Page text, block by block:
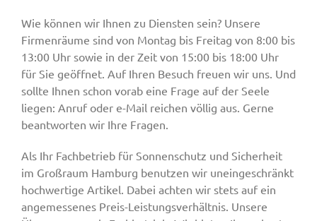
Wie können wir Ihnen zu Diensten sein? Unsere
Firmenräume sind von Montag bis Freitag von 8:00 bis
13:00 Uhr sowie in der Zeit von 15:00 bis 18:00 Uhr
für Sie geöffnet. Auf Ihren Besuch freuen wir uns. Und
sollte Ihnen schon vorab eine Frage auf der Seele
liegen: Anruf oder e-Mail reichen völlig aus. Gerne
beantworten wir Ihre Fragen.
Als Ihr Fachbetrieb für Sonnenschutz und Sicherheit
im Großraum Hamburg benutzen wir uneingeschränkt
hochwertige Artikel. Dabei achten wir stets auf ein
angemessenes Preis-Leistungsverhältnis. Unsere